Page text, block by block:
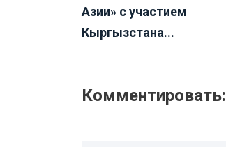
Азии» с участием
Кыргызстана...
Комментировать: